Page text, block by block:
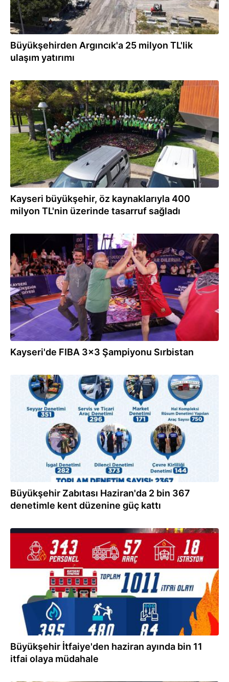
Büyükşehirden Argıncık'a 25 milyon TL'lik
ulaşım yatırımı
14.07.2026
Kayseri büyükşehir, öz kaynaklarıyla 400
milyon TL'nin üzerinde tasarruf sağladı
Kayseri'de FIBA 3x3 Şampiyonu Sırbistan
10.07.2026
Büyükşehir Zabıtası Haziran'da 2 bin 367
denetimle kent düzenine güç kattı
08.07.2026
Büyükşehir İtfaiye'den haziran ayında bin 11
itfai olaya müdahale